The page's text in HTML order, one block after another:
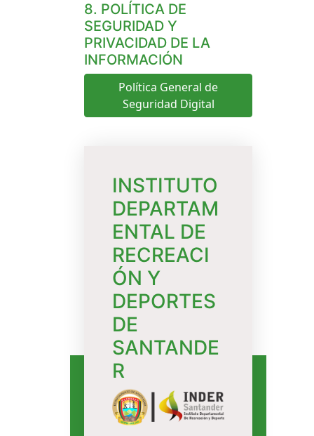
8. POLÍTICA DE
SEGURIDAD Y
PRIVACIDAD DE LA
INFORMACIÓN
Política General de
Seguridad Digital
INSTITUTO
DEPARTAM
ENTAL DE
RECREACI
ÓN Y
DEPORTES
DE
SANTANDE
R